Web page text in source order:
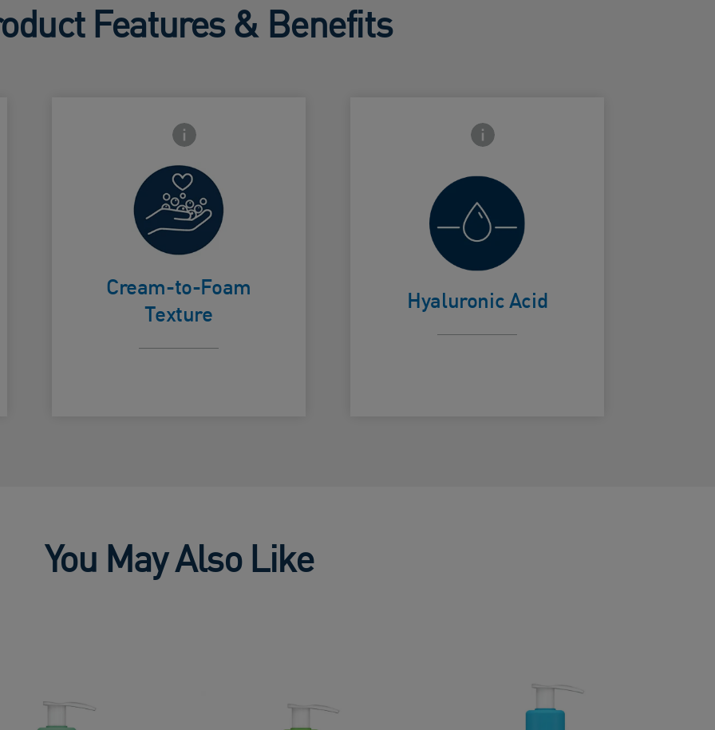
Features & Benefits
Frontside Info icon
Cream-to-Foam
Texture
Dispenses as
a rich cream
and
transforms
into a foam
as you lather
into skin
Frontside Info icon
Hyaluronic Acid
Helps retain
skin's natural
moisture
You May Also Like